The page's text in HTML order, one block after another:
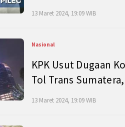
13 Maret 2024, 19:09 WIB
Nasional
KPK Usut Dugaan
Tol Trans
13 Maret 2024, 19:09 WIB